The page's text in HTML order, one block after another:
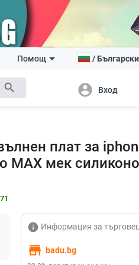
search
Помощ /Български
account_circle Вход
плат за
MAX мек
info Информация за търговец
store badu.bg